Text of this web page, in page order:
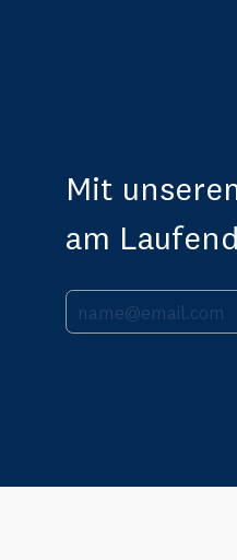
Mit
am
Ihre E-Mail Adresse